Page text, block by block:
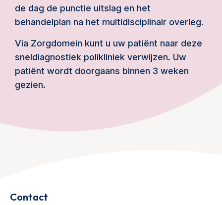
de dag de punctie uitslag en het
behandelplan na het multidisciplinair overleg.
Via Zorgdomein kunt u uw patiënt naar deze
sneldiagnostiek polikliniek verwijzen. Uw
patiënt wordt doorgaans binnen 3 weken
gezien.
Contact